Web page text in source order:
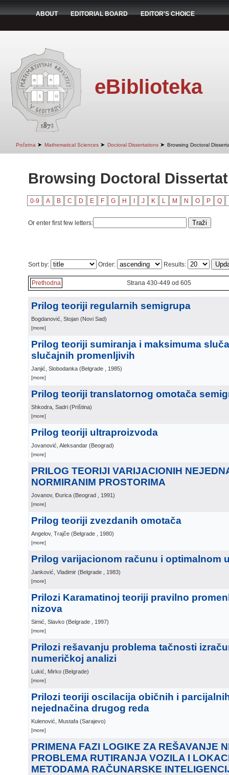
ABOUT EDITORIAL BOARD EDITOR'S CHOICE
eBiblioteka
Početna ➤ Mathematical Sciences ➤ Doctoral Dissertations ➤ Browsing Doctoral
Browsing Doctoral
0-9 A B C D E F G H J K L M N O P Q
Or enter first few letters:
Sort by: Order: Results:
Prethodna Strana 430-449 od 605
Prilog teoriji regularnih semigrupa
Bogdanović, Stojan (Novi Sad)
[more]
Prilog teoriji sumiranja i maksimuma
slučajnih promenljivih
Janjić, Slobodanka (Belgrade , 1985)
[more]
Prilog teoriji translatornog omotača
Shkodra, Sadri (Priština)
[more]
Prilog teoriji ultraproizvoda
Jovanović, Aleksandar (Beograd)
[more]
PRILOG TEORIJI VARIJACIONIH
NORMIRANIM PROSTORIMA
Jovanov, Đurica (Beograd , 1991)
[more]
Prilog teoriji zvezdanih omotača
Angelov, Trajče (Belgrade , 1980)
[more]
Prilog varijacionom računu i optimalnom
Janković, Vladimir (Belgrade , 1983)
[more]
Prilozi Karamatinoj teoriji pravilno
nizova
Simić, Slavko (Belgrade , 1997)
[more]
Prilozi rešavanju problema tačnosti
numeričkoj analizi
Lukić, Mirko (Belgrade)
[more]
Prilozi teoriji oscilacija običnih i
nejednačina drugog reda
Kulenović, Mustafa (Sarajevo)
[more]
PRIMENA FAZI LOGIKE ZA REŠAVANJE
PROBLEMA RUTIRANJA VOZILA I
METODAMA RAČUNARSKE